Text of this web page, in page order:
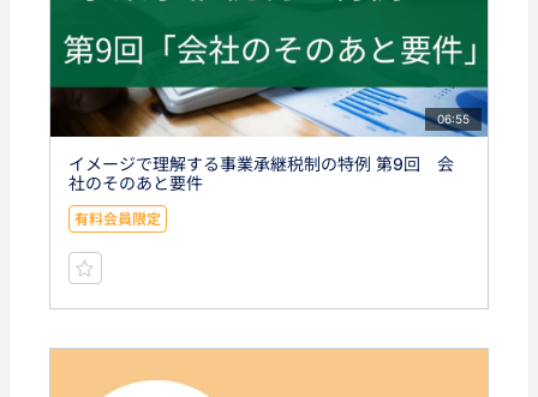
06:55
イメージで理解する事業承継税制の特例 第9回 会
社のそのあと要件
有料会員限定